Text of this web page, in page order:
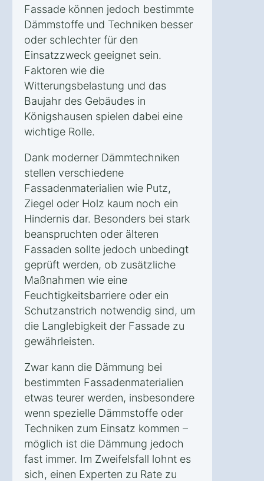
Fassade können jedoch bestimmte
Dämmstoffe und Techniken besser
oder schlechter für den
Einsatzzweck geeignet sein.
Faktoren wie die
Witterungsbelastung und das
Baujahr des Gebäudes in
Königshausen spielen dabei eine
wichtige Rolle.
Dank moderner Dämmtechniken
stellen verschiedene
Fassadenmaterialien wie Putz,
Ziegel oder Holz kaum noch ein
Hindernis dar. Besonders bei stark
beanspruchten oder älteren
Fassaden sollte jedoch unbedingt
geprüft werden, ob zusätzliche
Maßnahmen wie eine
Feuchtigkeitsbarriere oder ein
Schutzanstrich notwendig sind, um
die Langlebigkeit der Fassade zu
gewährleisten.
Zwar kann die Dämmung bei
bestimmten Fassadenmaterialien
etwas teurer werden, insbesondere
wenn spezielle Dämmstoffe oder
Techniken zum Einsatz kommen –
möglich ist die Dämmung jedoch
fast immer. Im Zweifelsfall lohnt es
sich, einen Experten zu Rate zu